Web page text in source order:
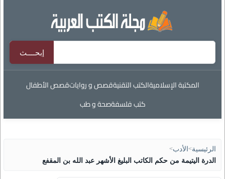
المكتبة الإسلاميةالكتب التقنيةقصص و رواياتقصص الأطفال
كتب فلسفةصحة و طب
الرئيسية> الأدب>
الدرة اليتيمة من حكم الكاتب البليغ الأشهر عبد الله بن المقفع